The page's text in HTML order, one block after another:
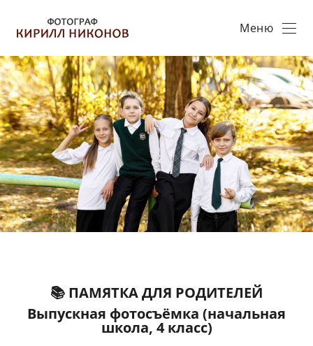
Меню
📚 ПАМЯТКА ДЛЯ РОДИТЕЛЕЙ
Выпускная фотосъёмка (начальная
школа, 4 класс)